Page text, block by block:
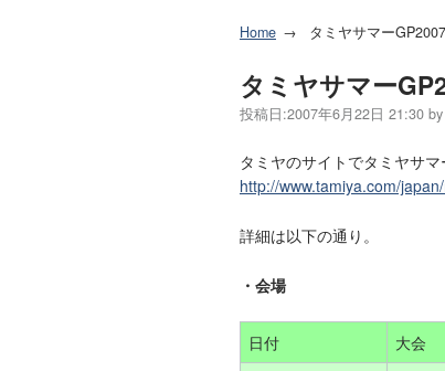
Home タミヤサマー
タミヤサマー
投稿日:2007年6月22日 21:30 by
タミヤのサイトでタミヤサ
http://www.tamiya.com/
詳細は以下の通り。
・会場
日付 大会